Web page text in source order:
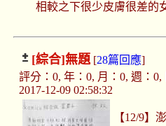
相較之下很少皮膚很差的
[綜合]無題[28篇回應]
評分：0, 年：0, 月：0, 週：0,
2017-12-09 02:58:32
【12/9】